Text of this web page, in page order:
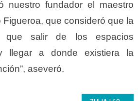
nuestro fundador el maestro
Figueroa, que consideró que la
que salir de los espacios
llegar a donde existiera la
aseveró.